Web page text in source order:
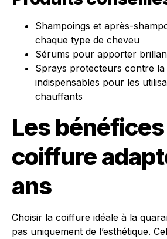
Shampoings et après-
chaque type de cheveu
Sérums pour apporter
Sprays protecteurs contre la
indispensables pour les
chauffants
Les bénéfices
coiffure
ans
Choisir la coiffure idéale à la
pas uniquement de l’esthétique.